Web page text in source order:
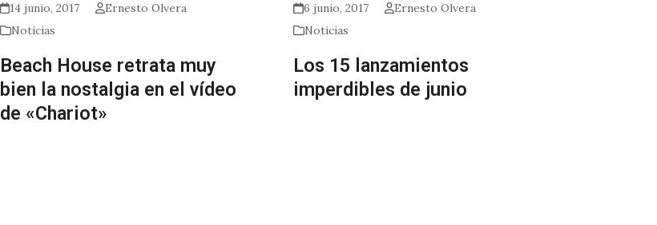
14 junio, 2017
Ernesto Olvera
Noticias
Beach House retrata muy
bien la nostalgia en el vídeo
de «Chariot»
6 junio, 2017
Ernesto Olvera
Noticias
Los 15 lanzamientos
imperdibles de junio